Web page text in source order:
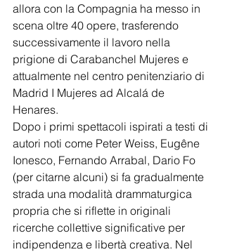
allora con la Compagnia ha messo in
scena oltre 40 opere, trasferendo
successivamente il lavoro nella
prigione di Carabanchel Mujeres e
attualmente nel centro penitenziario di
Madrid I Mujeres ad Alcalá de
Henares.
Dopo i primi spettacoli ispirati a testi di
autori noti come Peter Weiss, Eugêne
Ionesco, Fernando Arrabal, Dario Fo
(per citarne alcuni) si fa gradualmente
strada una modalità drammaturgica
propria che si riflette in originali
ricerche collettive significative per
indipendenza e libertà creativa. Nel